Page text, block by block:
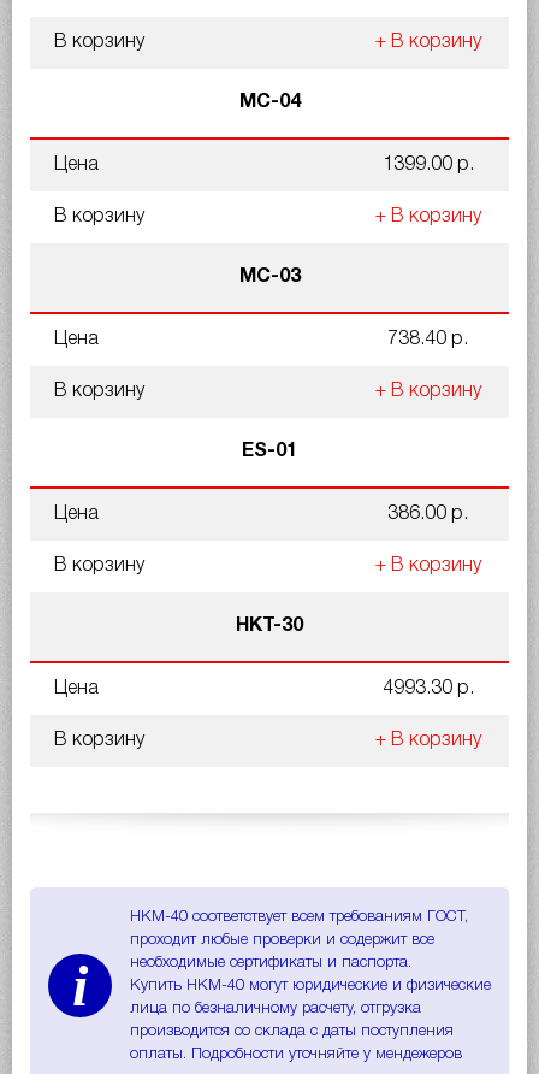
В корзину + В корзину
MC-04
Цена 1399.00 р.
В корзину + В корзину
MC-03
Цена 738.40 р.
В корзину + В корзину
ES-01
Цена 386.00 р.
В корзину + В корзину
НКТ-30
Цена 4993.30 р.
В корзину + В корзину
i
НКМ-40 соответствует всем требованиям ГОСТ,
проходит любые проверки и содержит все
необходимые сертификаты и паспорта.
Купить НКМ-40 могут юридические и физические
лица по безналичному расчету, отгрузка
производится со склада с даты поступления
оплаты. Подробности уточняйте у мендежеров